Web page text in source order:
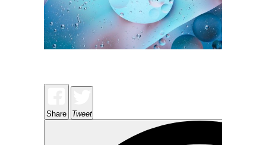
Share Tweet